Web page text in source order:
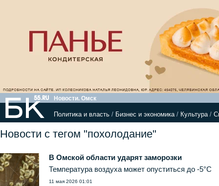
Новости. Омск
Политика и власть / Бизнес и экономика/ Культура/
Новости с тегом "похолодание"
В Омской области ударят заморозки
Температура воздуха может опуститься до -5°С
11 мая 2026 01:01